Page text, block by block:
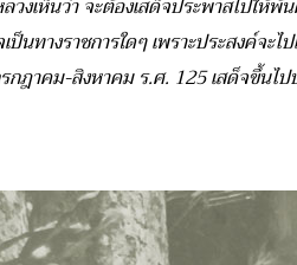
งเห็นว่า จะต้องเสด็จประพาสไปให้พ้
นทางราชการใดๆ เพราะประสงค์จะ
ฎาคม-สิงหาคม ร.ศ. 125 เสด็จขึ้นไ